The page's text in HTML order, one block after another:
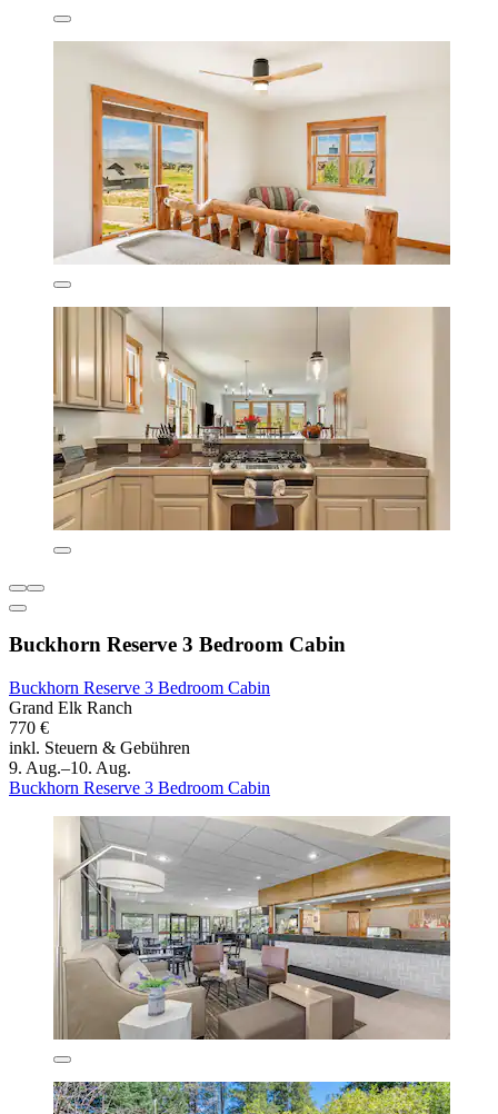
Buckhorn Reserve 3 Bedroom Cabin
Buckhorn Reserve 3 Bedroom Cabin
Grand Elk Ranch
770 €
inkl. Steuern & Gebühren
9. Aug.–10. Aug.
Buckhorn Reserve 3 Bedroom Cabin